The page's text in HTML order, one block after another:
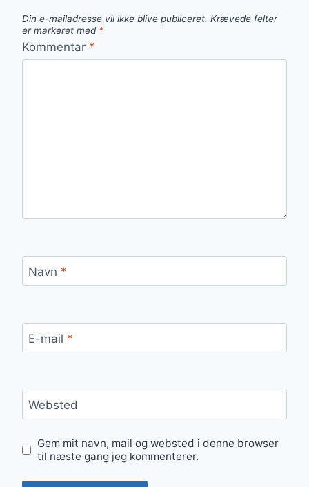
Din e-mailadresse vil ikke blive publiceret. Krævede felter
er markeret med *
Kommentar *
Navn *
E-mail *
Websted
Gem mit navn, mail og websted i denne browser
til næste gang jeg kommenterer.